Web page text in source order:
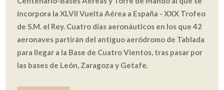
incorpora la XLVII Vuelta Aérea a España - XXX Trofeo
de S.M. el Rey. Cuatro días aeronáuticos en los que 42
aeronaves partirán del antiguo aeródromo de Tablada
para llegar a la Base de Cuatro Vientos, tras pasar por
las bases de León, Zaragoza y Getafe.